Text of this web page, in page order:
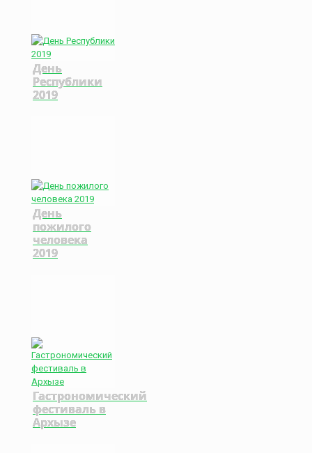
День
Республики
2019
День
пожилого
человека
2019
Гастрономический
фестиваль в
Архызе